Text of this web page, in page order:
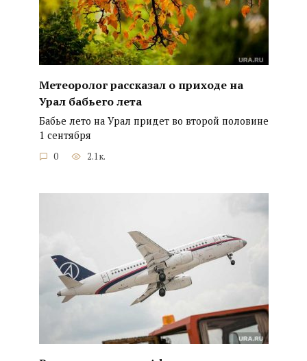
Метеоролог рассказал о приходе на
Урал бабьего лета
Бабье лето на Урал придет во второй половине
1 сентября
0 2.1к.